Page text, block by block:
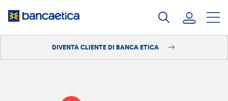
DIVENTA CLIENTE DI BANCA ETICA